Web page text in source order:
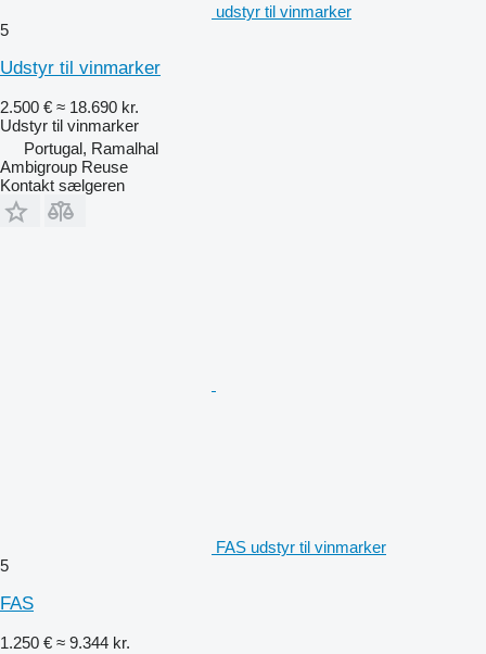
udstyr til vinmarker
5
Udstyr til vinmarker
2.500 € ≈ 18.690 kr.
Udstyr til vinmarker
Portugal, Ramalhal
Ambigroup Reuse
Kontakt sælgeren
FAS udstyr til vinmarker
5
FAS
1.250 € ≈ 9.344 kr.